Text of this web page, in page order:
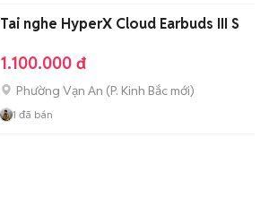
Tai nghe HyperX Cloud Earbuds III S
1.100.000 đ
Phường Vạn An (P. Kinh Bắc mới)
1 đã bán